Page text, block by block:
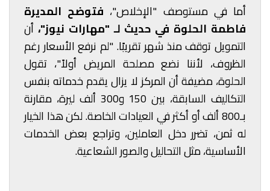
أما في مستوصف "الإخلاص"، فتوضح المديرة
فاطمة الحلوة في حديث لـ "مهارات نيوز"، أن
التمويل توقف منذ شهر تقريبًا. "لم نرفع الأسعار رغم
الظروف، لأننا نضع مصلحة المريض أولاً"، تقول
الحلوة، مضيفة أن المركز لا يزال يقدم خدماته بنفس
التكاليف السابقة، بين 150 و300 ألف ليرة، مقارنة
بـ800 ألف أو أكثر في العيادات الخاصة. لكن هذا الخيار
له ثمن، تضرر دخل العاملين، وتراجع بعض الخدمات
الأساسية، مثل التحاليل والصور الشعاعية.